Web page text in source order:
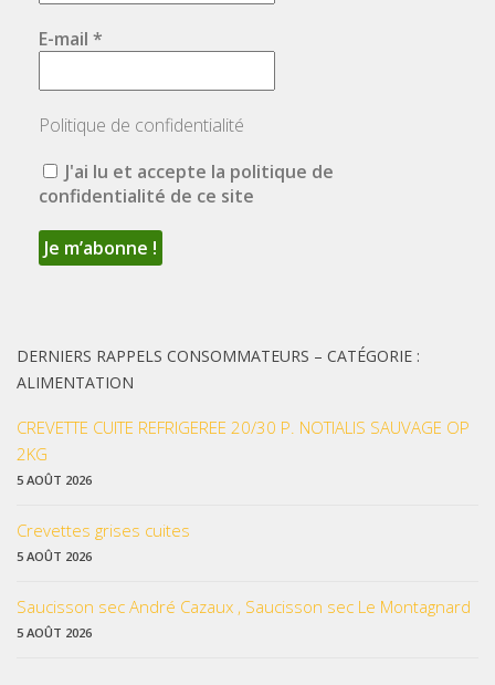
E-mail *
Politique de confidentialité
J'ai lu et accepte la politique de
confidentialité de ce site
DERNIERS RAPPELS CONSOMMATEURS – CATÉGORIE :
ALIMENTATION
CREVETTE CUITE REFRIGEREE 20/30 P. NOTIALIS SAUVAGE OP
2KG
5 AOÛT 2026
Crevettes grises cuites
5 AOÛT 2026
Saucisson sec André Cazaux , Saucisson sec Le Montagnard
5 AOÛT 2026